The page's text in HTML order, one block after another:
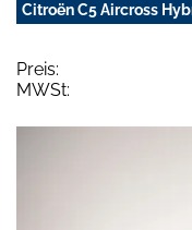
Citroën C5 Aircross
Preis:
MWSt: